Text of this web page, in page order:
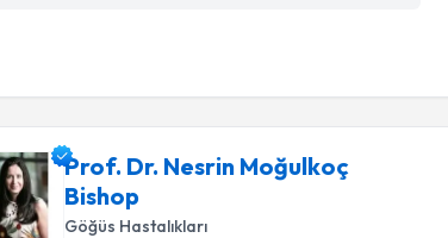
Prof. Dr. Nesrin Moğulkoç
Bishop
Göğüs Hastalıkları